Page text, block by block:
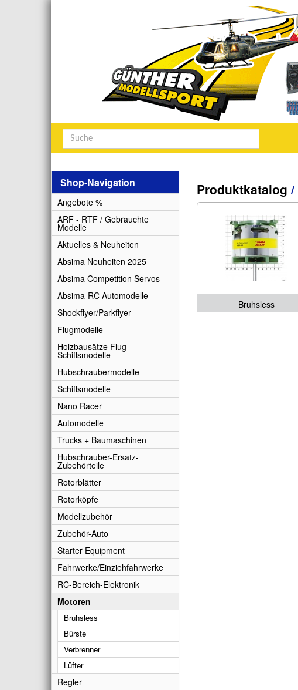
Produktkatalog /
Bruhsless
Shop-Navigation
Angebote %
ARF - RTF / Gebrauchte
Modelle
Aktuelles & Neuheiten
Absima Neuheiten 2025
Absima Competition Servos
Absima-RC Automodelle
Shockflyer/Parkflyer
Flugmodelle
Holzbausätze Flug-
Schiffsmodelle
Hubschraubermodelle
Schiffsmodelle
Nano Racer
Automodelle
Trucks + Baumaschinen
Hubschrauber-Ersatz-
Zubehörteile
Rotorblätter
Rotorköpfe
Modellzubehör
Zubehör-Auto
Starter Equipment
Fahrwerke/Einziehfahrwerke
RC-Bereich-Elektronik
Motoren
Bruhsless
Bürste
Verbrenner
Lüfter
Regler